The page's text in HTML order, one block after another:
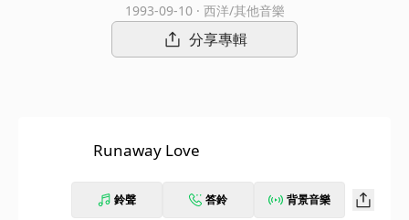
1993-09-10 · 西洋/其他音樂
分享專輯
Runaway Love
鈴聲 答鈴 背景音樂